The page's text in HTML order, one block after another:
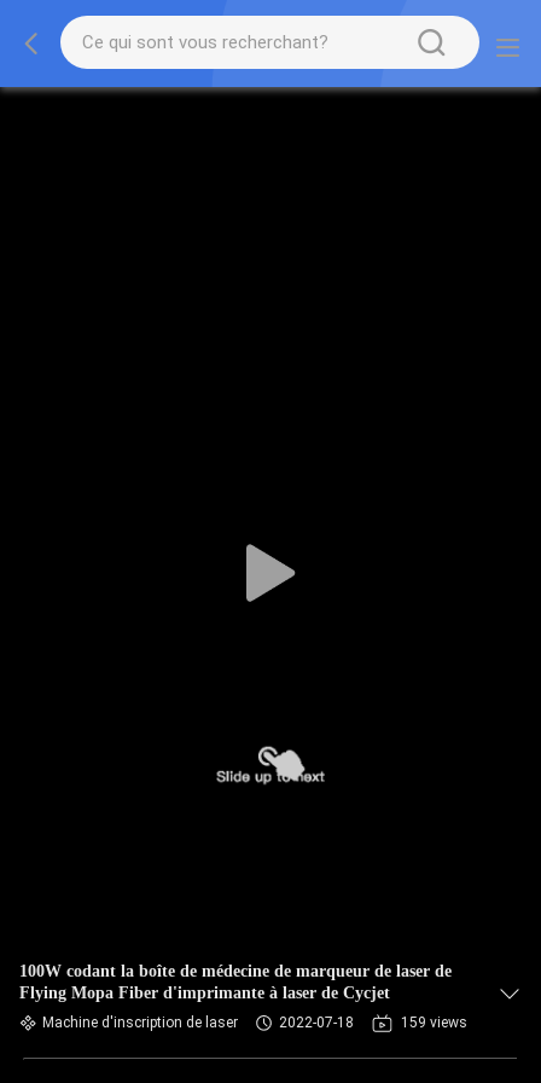
100W codant la boîte de médecine de marqueur de laser de
Flying Mopa Fiber d'imprimante à laser de Cycjet
Machine d'inscription de laser 2022-07-18 159 views